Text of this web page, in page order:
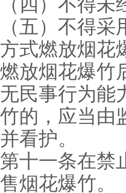
（五）不得
方式燃放烟花
燃放烟花爆竹
无民事行为能
竹的，应当由
并看护。
第十一条在禁
售烟花爆竹。